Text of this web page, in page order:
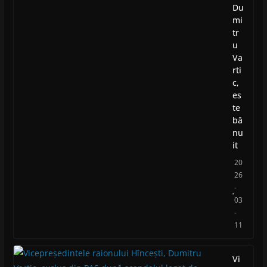
Du
mi
tr
u
Va
rti
c,
es
te
bă
nu
it
20
26
-
03
-
11
Vi